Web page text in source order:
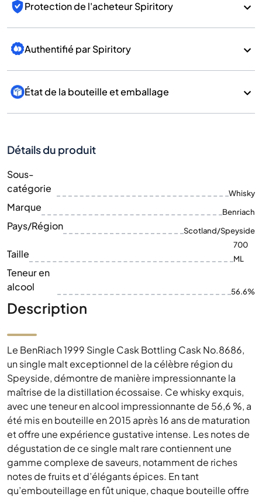
Protection de l'acheteur Spiritory
Authentifié par Spiritory
État de la bouteille et emballage
Détails du produit
Sous-
catégorie
Whisky
Marque Benriach
Pays/Région Scotland/Speyside
Taille
700
ML
Teneur en
alcool
56.6%
Description
Le BenRiach 1999 Single Cask Bottling Cask No.8686,
un single malt exceptionnel de la célèbre région du
Speyside, démontre de manière impressionnante la
maîtrise de la distillation écossaise. Ce whisky exquis,
avec une teneur en alcool impressionnante de 56,6 %, a
été mis en bouteille en 2015 après 16 ans de maturation
et offre une expérience gustative intense. Les notes de
dégustation de ce single malt rare contiennent une
gamme complexe de saveurs, notamment de riches
notes de fruits et d’élégants épices. En tant
qu’embouteillage en fût unique, chaque bouteille offre